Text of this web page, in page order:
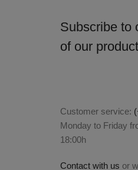
Subscribe to
of our
Customer service:
Monday to Friday
18:00h
Contact with us or